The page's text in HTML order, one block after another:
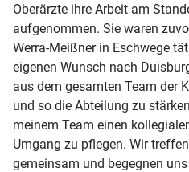
Oberärzte ihre Arbeit am
aufgenommen. Sie waren
Werra-Meißner in Eschwege
eigenen Wunsch nach
aus dem gesamten Team der
und so die Abteilung zu
meinem Team einen
Umgang zu pflegen. Wir
gemeinsam und begegnen